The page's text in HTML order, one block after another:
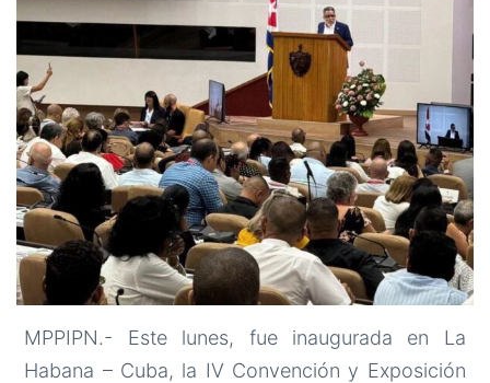
MPPIPN.- Este lunes, fue inaugurada en La
Habana – Cuba, la IV Convención y Exposición